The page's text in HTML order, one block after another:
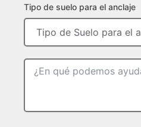
Tipo de suelo para el anclaje